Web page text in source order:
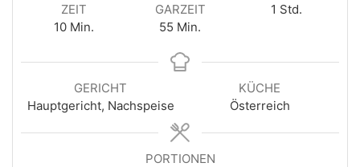
ZEIT
10 Min.
GARZEIT
55 Min.
1 Std.
GERICHT
Hauptgericht, Nachspeise
KÜCHE
Österreich
PORTIONEN